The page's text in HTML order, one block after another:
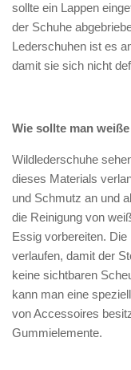
sollte ein Lappen
der Schuhe
Lederschuhen ist es
damit sie sich nicht
Wie sollte man
Wildlederschuhe
dieses Materials
und Schmutz an und
die Reinigung von
Essig vorbereiten.
verlaufen, damit der
keine sichtbaren
kann man eine
von Accessoires
Gummielemente.